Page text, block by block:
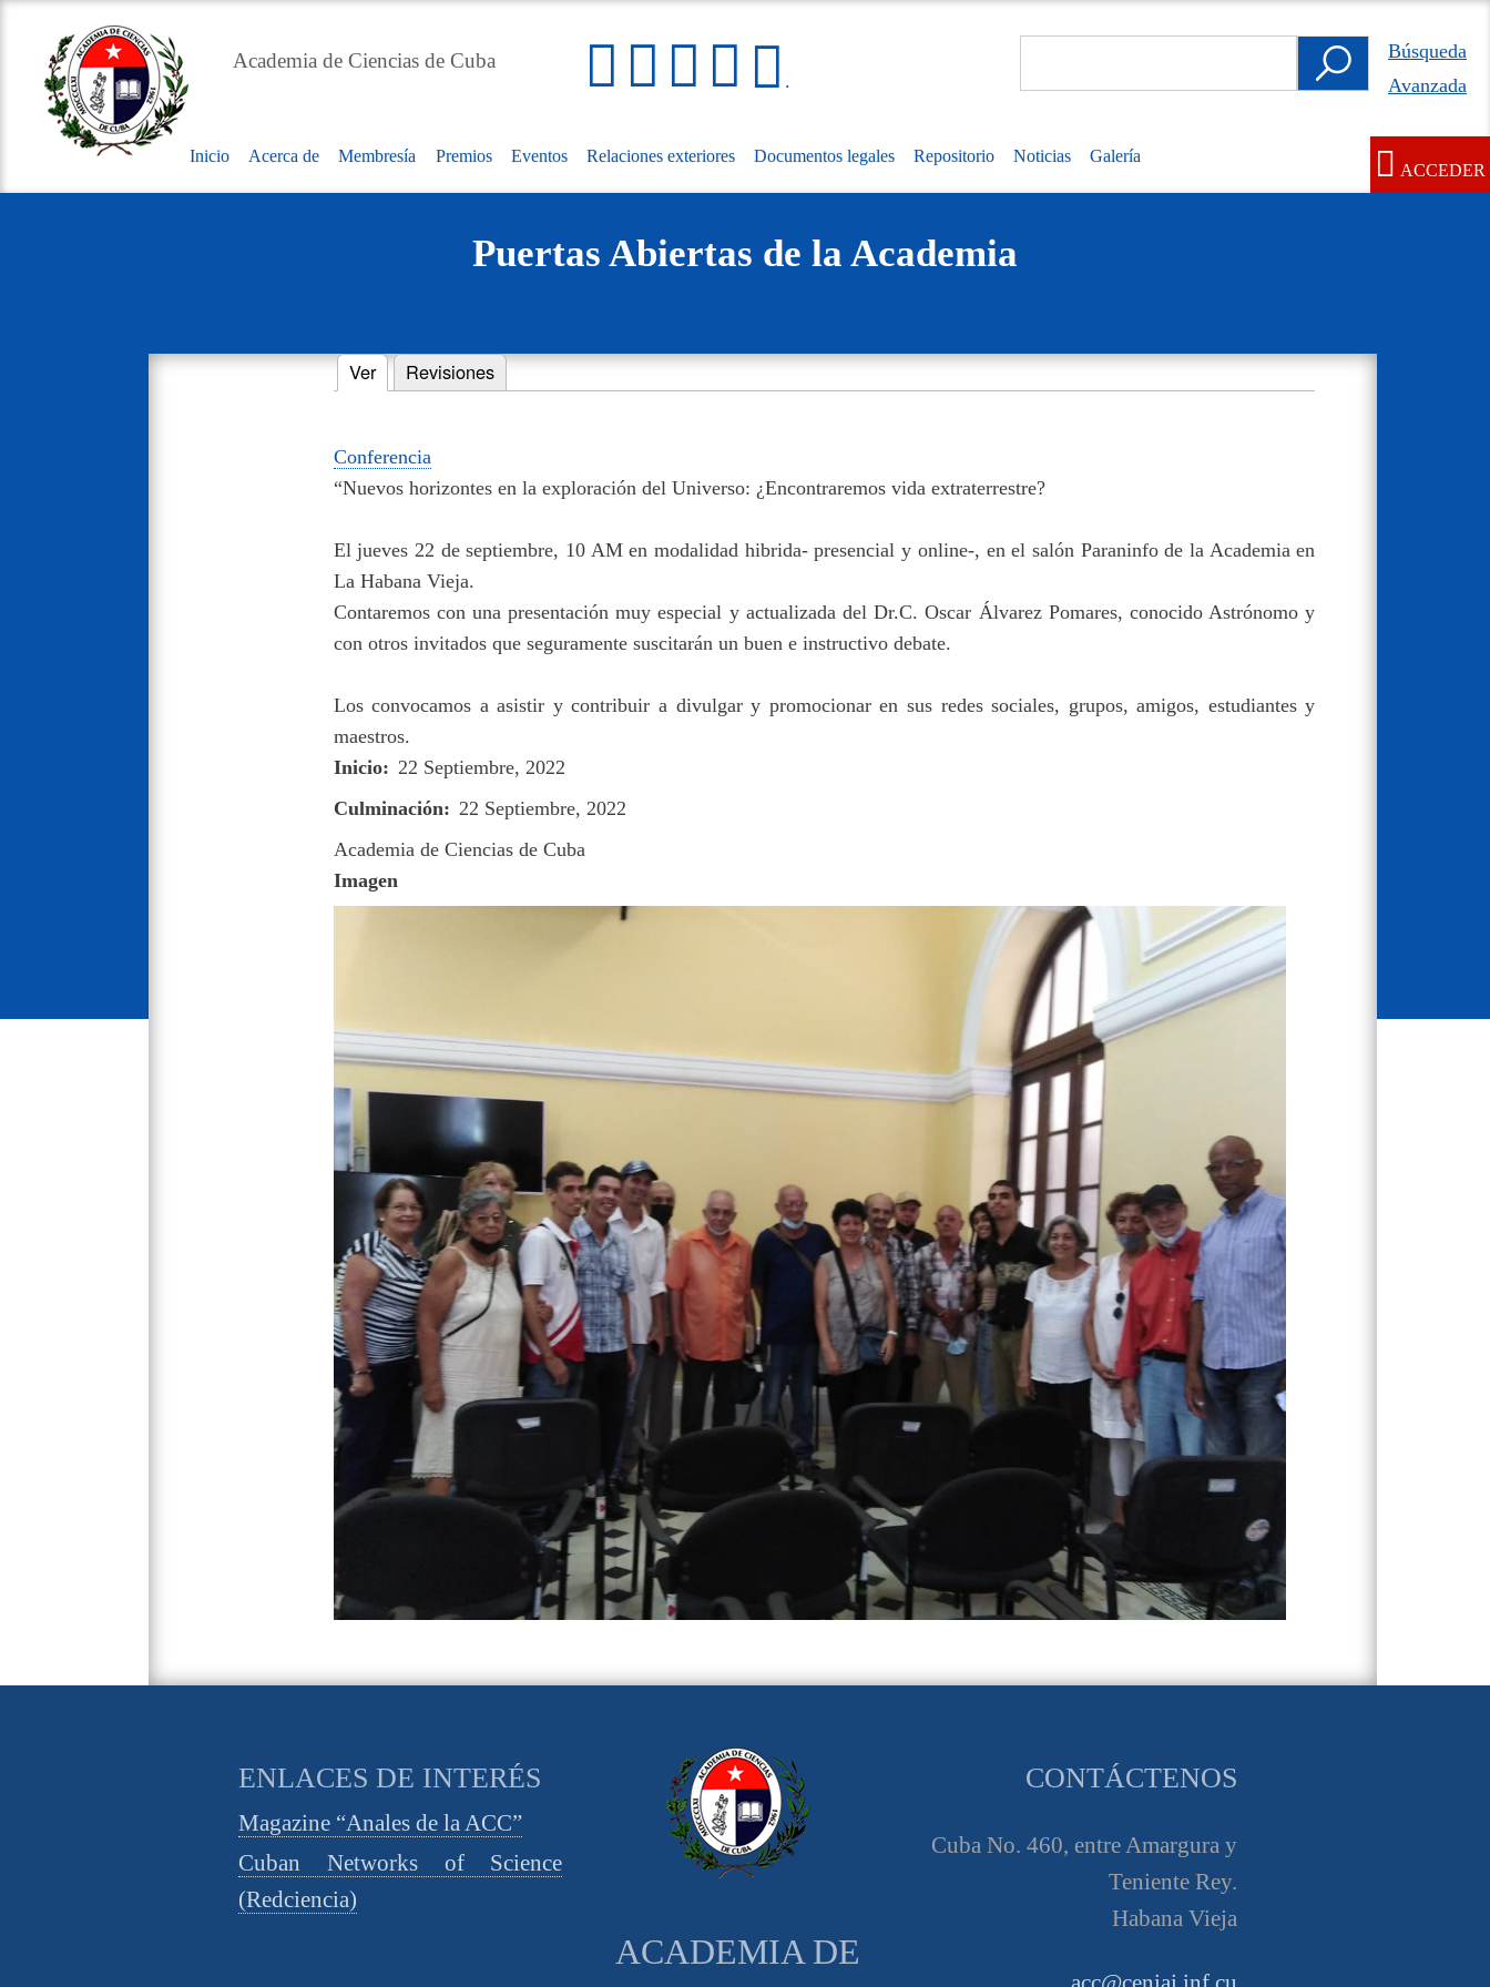
al
contenido
Academia de Ciencias de Cuba
.
Búsqueda
Búsqueda
Avanzada
Inicio Acerca de Membresía Premios Eventos Relaciones exteriores Documentos legales Repositorio Noticias Galería
UserACCEDER
Puertas Abiertas de la Academia
Primary
Ver(solapa activa)
Revisiones
Conferencia
“Nuevos horizontes en la exploración del Universo: ¿Encontraremos vida extraterrestre?
El jueves 22 de septiembre, 10 AM en modalidad hibrida- presencial y online-, en el salón Paraninfo de la Academia en
La Habana Vieja.
Contaremos con una presentación muy especial y actualizada del Dr.C. Oscar Álvarez Pomares, conocido Astrónomo y
con otros invitados que seguramente suscitarán un buen e instructivo debate.
Los convocamos a asistir y contribuir a divulgar y promocionar en sus redes sociales, grupos, amigos, estudiantes y
maestros.
Inicio
22 Septiembre, 2022
Culminación
22 Septiembre, 2022
Academia de Ciencias de Cuba
Imagen
ENLACES DE INTERÉS
Magazine “Anales de la ACC”
Cuban Networks of Science
(Redciencia)
ACADEMIA DE
CONTÁCTENOS
Cuba No. 460, entre Amargura y
Teniente Rey.
Habana Vieja